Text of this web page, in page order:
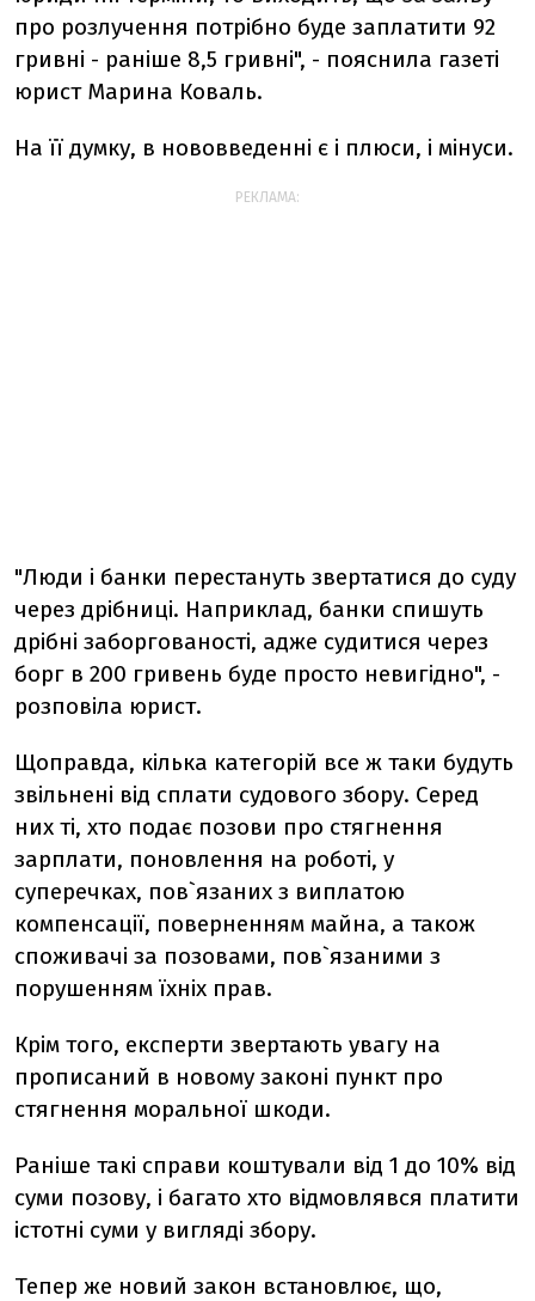
про розлучення потрібно буде заплатити 92
гривні - раніше 8,5 гривні", - пояснила газеті
юрист Марина Коваль.
На її думку, в нововведенні є і плюси, і мінуси.
РЕКЛАМА:
"Люди і банки перестануть звертатися до суду
через дрібниці. Наприклад, банки спишуть
дрібні заборгованості, адже судитися через
борг в 200 гривень буде просто невигідно", -
розповіла юрист.
Щоправда, кілька категорій все ж таки будуть
звільнені від сплати судового збору. Серед
них ті, хто подає позови про стягнення
зарплати, поновлення на роботі, у
суперечках, пов`язаних з виплатою
компенсації, поверненням майна, а також
споживачі за позовами, пов`язаними з
порушенням їхніх прав.
Крім того, експерти звертають увагу на
прописаний в новому законі пункт про
стягнення моральної шкоди.
Раніше такі справи коштували від 1 до 10% від
суми позову, і багато хто відмовлявся платити
істотні суми у вигляді збору.
Тепер же новий закон встановлює, що,